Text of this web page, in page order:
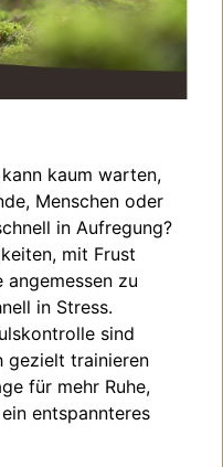
kaum warten,
Menschen oder
in Aufregung?
mit Frust
angemessen zu
in Stress.
sind
gezielt trainieren
für mehr Ruhe,
entspannteres